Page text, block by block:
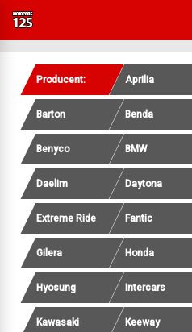
Producent: Aprilia
Barton Benda
Benyco BMW
Daelim Daytona
Extreme Ride Fantic
Gilera Honda
Hyosung Intercars
Kawasaki Keeway